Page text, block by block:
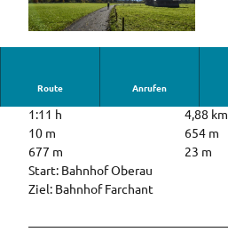
Route Anrufen
1:11 h
4,88 km
10 m
654 m
677 m
23 m
Start: Bahnhof Oberau
Ziel: Bahnhof Farchant